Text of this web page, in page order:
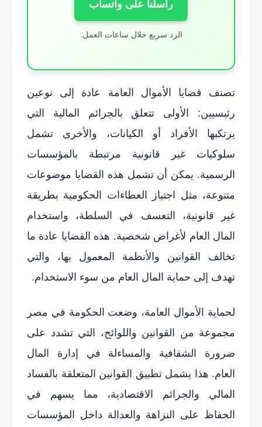
راسلنا على واتساب
الرد سريع خلال ساعات العمل.
تصنف قضايا الأموال العامة عادة إلى نوعين
رئيسيين: الأولى تتعلق بالجرائم المالية التي
يرتكبها الأفراد أو الكيانات، والأخرى تشمل
سلوكيات غير قانونية مرتبطة بالمؤسسات
الرسمية. يمكن أن تشمل هذه القضايا موضوعات
متنوعة، مثل اجتياز العطاءات الحكومية بطريقة
غير قانونية، التعسف في السلطة، واستخدام
المال العام لأغراض شخصية. هذه القضايا عادة ما
تخالف القوانين والأنظمة المعمول بها، والتي
تهدف إلى حماية المال العام من سوء الاستخدام.
لحماية الأموال العامة، وضعت الحكومة في مصر
مجموعة من القوانين واللوائح، التي تشدد على
ضرورة الشفافية والمساءلة في إدارة المال
العام. هذا يشمل تطبيق القوانين المتعلقة بالفساد
المالي والجرائم الاقتصادية، مما يسهم في
الحفاظ على النزاهة والعدالة داخل المؤسسات